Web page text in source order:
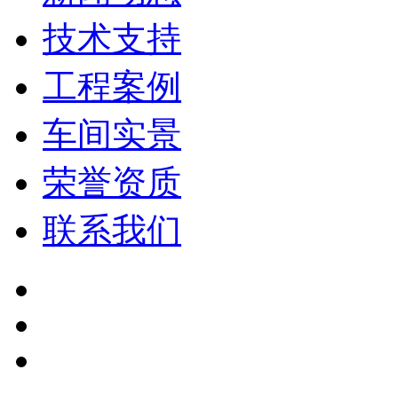
技术支持
工程案例
车间实景
荣誉资质
联系我们